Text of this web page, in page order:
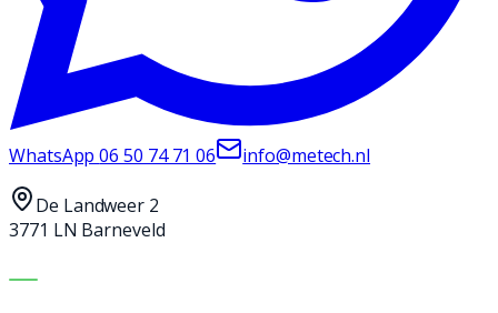
WhatsApp06 50 74 71 06 info@metech.nl
De Landweer 2
3771 LN Barneveld
MASCHINEN